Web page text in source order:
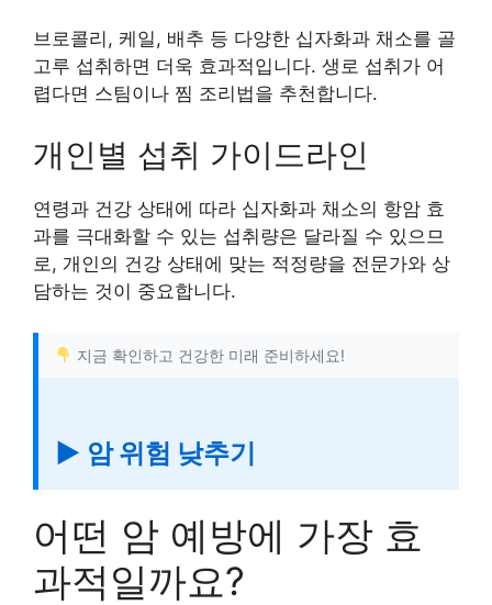
브로콜리, 케일, 배추 등 다양한 십자화과 채소를 골
고루 섭취하면 더욱 효과적입니다. 생로 섭취가 어
렵다면 스팀이나 찜 조리법을 추천합니다.
개인별 섭취 가이드라인
연령과 건강 상태에 따라 십자화과 채소의 항암 효
과를 극대화할 수 있는 섭취량은 달라질 수 있으므
로, 개인의 건강 상태에 맞는 적정량을 전문가와 상
담하는 것이 중요합니다.
지금 확인하고 건강한 미래 준비하세요!
▶ 암 위험 낮추기
어떤 암 예방에 가장 효
과적일까요?